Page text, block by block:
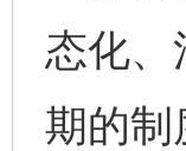
态化、
期的制